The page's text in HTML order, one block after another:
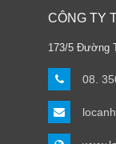
CÔNG TY
173/5 Đường
08.